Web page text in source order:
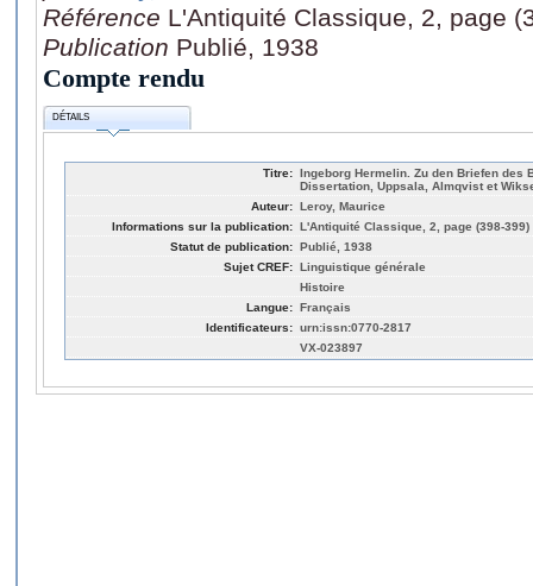
Référence L'Antiquité Classique, 2, page
Publication Publié, 1938
Compte rendu
DÉTAILS
Titre: Ingeborg Hermelin. Zu den Briefen des
Dissertation, Uppsala, Almqvist et
Auteur: Leroy, Maurice
Informations sur la publication: L'Antiquité Classique, 2, page (398-399)
Statut de publication: Publié, 1938
Sujet CREF: Linguistique générale
Histoire
Langue: Français
Identificateurs: urn:issn:0770-2817
VX-023897